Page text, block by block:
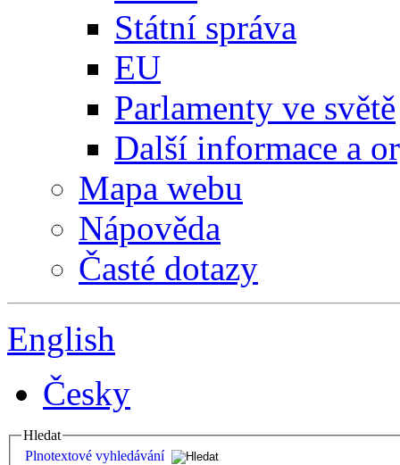
Státní správa
EU
Parlamenty ve světě
Další informace a
Mapa webu
Nápověda
Časté dotazy
English
Česky
Hledat
Plnotextové vyhledávání